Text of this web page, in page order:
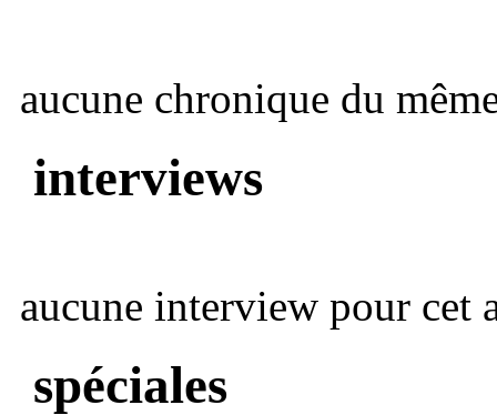
aucune chronique du
interviews
aucune interview pour cet
spéciales